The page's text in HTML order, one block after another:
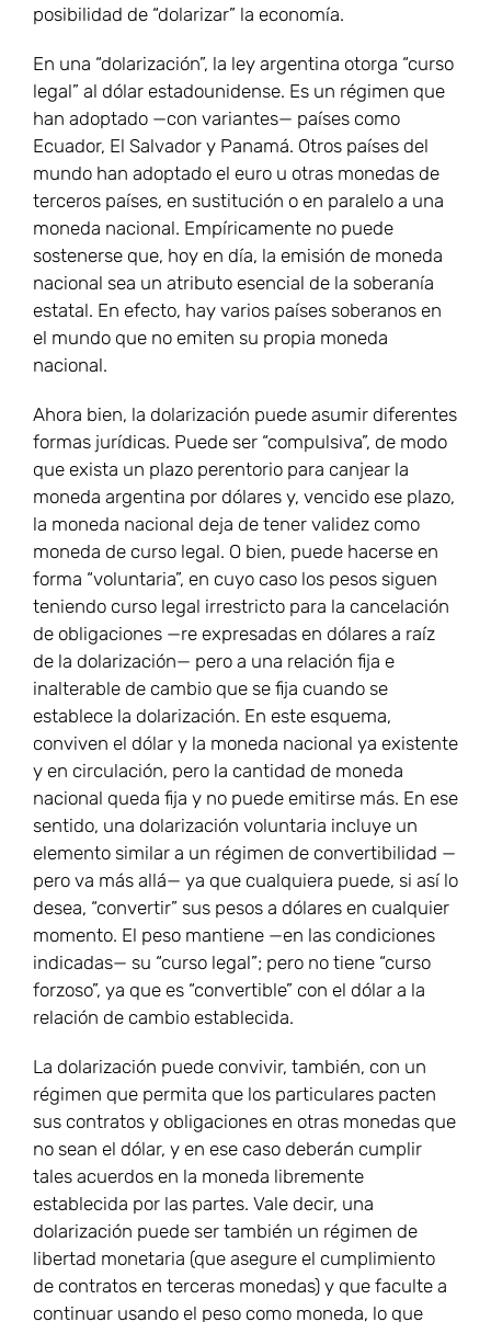
posibilidad de “dolarizar” la economía.
En una “dolarización”, la ley argentina otorga “curso
legal” al dólar estadounidense. Es un régimen que
han adoptado —con variantes— países como
Ecuador, El Salvador y Panamá. Otros países del
mundo han adoptado el euro u otras monedas de
terceros países, en sustitución o en paralelo a una
moneda nacional. Empíricamente no puede
sostenerse que, hoy en día, la emisión de moneda
nacional sea un atributo esencial de la soberanía
estatal. En efecto, hay varios países soberanos en
el mundo que no emiten su propia moneda
nacional.
Ahora bien, la dolarización puede asumir diferentes
formas jurídicas. Puede ser “compulsiva”, de modo
que exista un plazo perentorio para canjear la
moneda argentina por dólares y, vencido ese plazo,
la moneda nacional deja de tener validez como
moneda de curso legal. O bien, puede hacerse en
forma “voluntaria”, en cuyo caso los pesos siguen
teniendo curso legal irrestricto para la cancelación
de obligaciones —re expresadas en dólares a raíz
de la dolarización— pero a una relación fija e
inalterable de cambio que se fija cuando se
establece la dolarización. En este esquema,
conviven el dólar y la moneda nacional ya existente
y en circulación, pero la cantidad de moneda
nacional queda fija y no puede emitirse más. En ese
sentido, una dolarización voluntaria incluye un
elemento similar a un régimen de convertibilidad —
pero va más allá— ya que cualquiera puede, si así lo
desea, “convertir” sus pesos a dólares en cualquier
momento. El peso mantiene —en las condiciones
indicadas— su “curso legal”; pero no tiene “curso
forzoso”, ya que es “convertible” con el dólar a la
relación de cambio establecida.
La dolarización puede convivir, también, con un
régimen que permita que los particulares pacten
sus contratos y obligaciones en otras monedas que
no sean el dólar, y en ese caso deberán cumplir
tales acuerdos en la moneda libremente
establecida por las partes. Vale decir, una
dolarización puede ser también un régimen de
libertad monetaria (que asegure el cumplimiento
de contratos en terceras monedas) y que faculte a
continuar usando el peso como moneda, lo que